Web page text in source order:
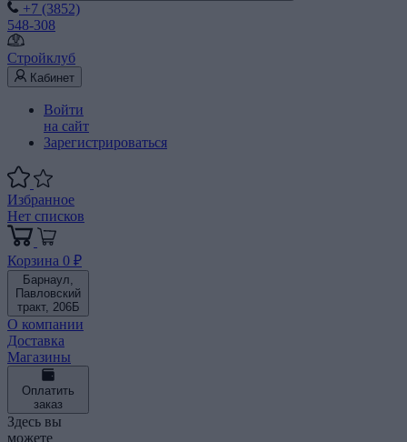
+7 (3852)
548-308
Стройклуб
Кабинет
Войти
на сайт
Зарегистрироваться
Избранное
Нет списков
Корзина 0 ₽
Барнаул,
Павловский
тракт, 206Б
О компании
Доставка
Магазины
Оплатить
заказ
Здесь вы
можете